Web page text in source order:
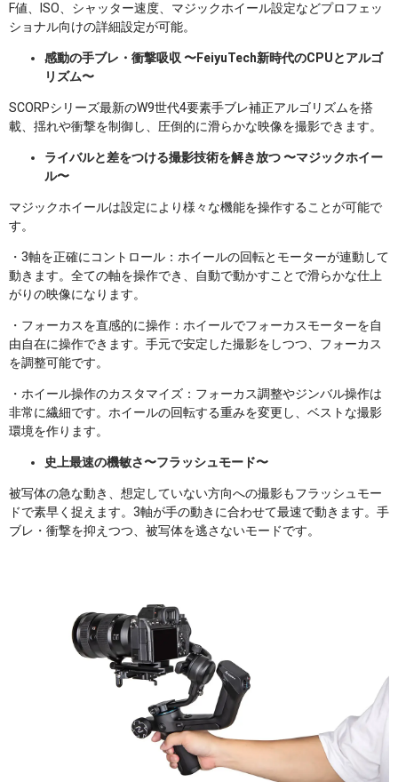
F値、ISO、シャッター速度、マジックホイール設定などプロフェッ
ショナル向けの詳細設定が可能。
感動の手ブレ・衝撃吸収 〜FeiyuTech新時代のCPUとアルゴ
リズム〜
SCORPシリーズ最新のW9世代4要素手ブレ補正アルゴリズムを搭
載、揺れや衝撃を制御し、圧倒的に滑らかな映像を撮影できます。
ライバルと差をつける撮影技術を解き放つ 〜マジックホイー
ル〜
マジックホイールは設定により様々な機能を操作することが可能で
す。
・3軸を正確にコントロール：ホイールの回転とモーターが連動して
動きます。全ての軸を操作でき、自動で動かすことで滑らかな仕上
がりの映像になります。
・フォーカスを直感的に操作：ホイールでフォーカスモーターを自
由自在に操作できます。手元で安定した撮影をしつつ、フォーカス
を調整可能です。
・ホイール操作のカスタマイズ：フォーカス調整やジンバル操作は
非常に繊細です。ホイールの回転する重みを変更し、ベストな撮影
環境を作ります。
史上最速の機敏さ〜フラッシュモード〜
被写体の急な動き、想定していない方向への撮影もフラッシュモー
ドで素早く捉えます。3軸が手の動きに合わせて最速で動きます。手
ブレ・衝撃を抑えつつ、被写体を逃さないモードです。